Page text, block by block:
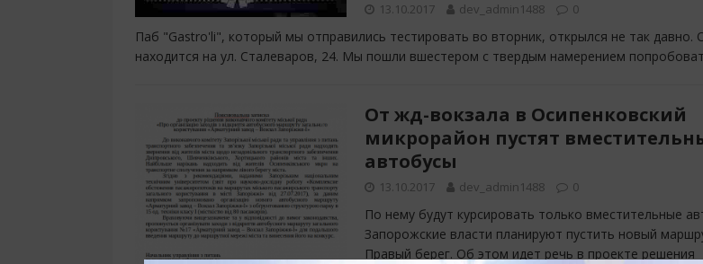
13.10.2017 dev_admin1488 0
Паб "Gastro'li", который мы отправились тестировать во вторник, открылся не так давно.
находится на ул. Сталеваров, 24. Мы пошли вшестером с твердым намерением
От жд-вокзала в Осипенковский
микрорайон пустят
автобусы
13.10.2017 dev_admin1488 0
По нему будут курсировать только вместительные
Запорожские власти планируют пустить новый
Правый берег. Об этом идет речь в проекте решения